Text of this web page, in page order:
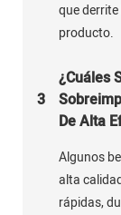
que
producto.
3
¿Cuáles
De Alta
Algunos
alta
rápidas,